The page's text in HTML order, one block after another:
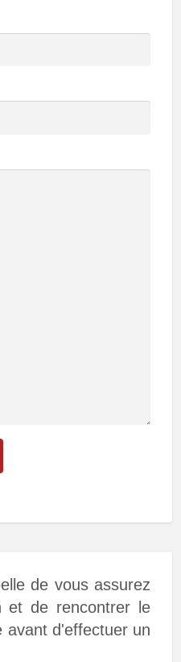
de vous assurez
et de rencontrer le
avant d'effectuer un